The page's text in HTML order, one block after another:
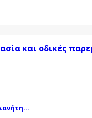
και οδικές